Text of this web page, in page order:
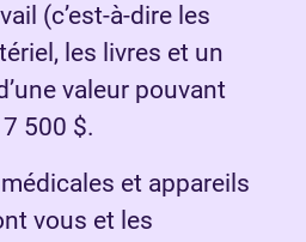
(c’est-à-dire les
les livres et un
valeur pouvant
7 500 $.
et appareils
vous et les